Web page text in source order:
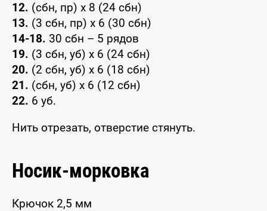
12. (сбн, пр) x 8 (24 сбн)
13. (3 сбн, пр) x 6 (30 сбн)
14-18. 30 сбн – 5 рядов
19. (3 сбн, уб) x 6 (24 сбн)
20. (2 сбн, уб) x 6 (18 сбн)
21. (сбн, уб) x 6 (12 сбн)
22. 6 уб.
Нить отрезать, отверстие стянуть.
Носик-морковка
Крючок 2,5 мм